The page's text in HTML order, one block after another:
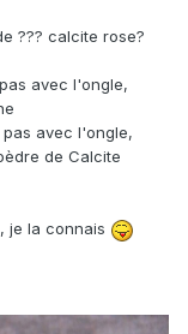
??? calcite rose?
avec l'ongle,
pas avec l'ongle,
de Calcite
je la connais